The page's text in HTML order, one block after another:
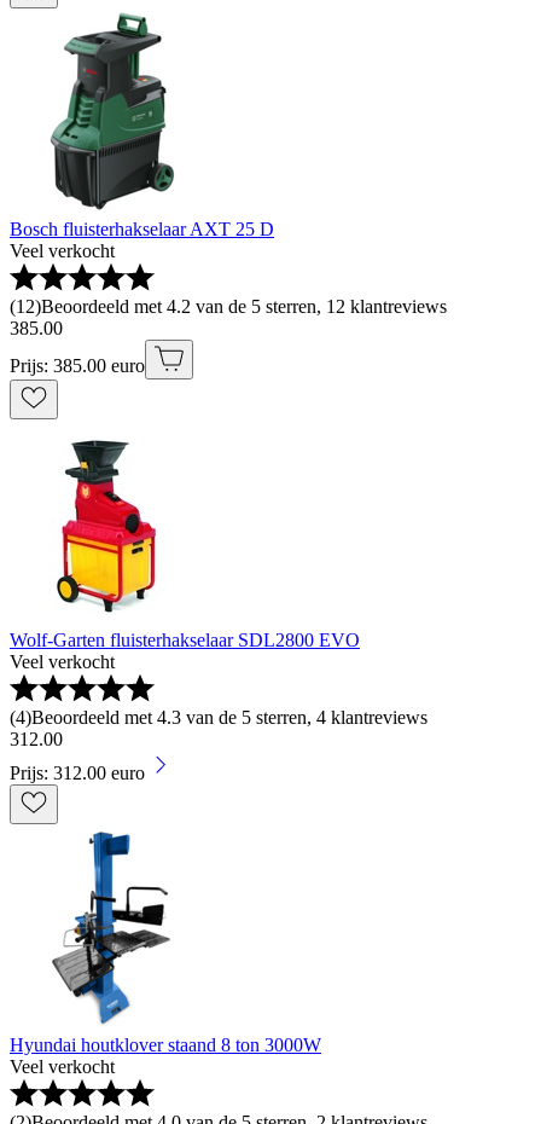
Bosch fluisterhakselaar AXT 25 D
Veel verkocht
(12)Beoordeeld met 4.2 van de 5 sterren, 12 klantreviews
385.00
Prijs: 385.00 euro
Wolf-Garten fluisterhakselaar SDL2800 EVO
Veel verkocht
(4)Beoordeeld met 4.3 van de 5 sterren, 4 klantreviews
312.00
Prijs: 312.00 euro
Hyundai houtklover staand 8 ton 3000W
Veel verkocht